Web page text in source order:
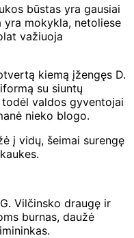
būstas yra gausiai
yra mokykla, netoliese
važiuoja
kiemą įžengęs D.
su siuntų
valdos gyventojai
nieko blogo.
į vidų, šeimai surengę
Vilčinsko draugę ir
burnas, daužė